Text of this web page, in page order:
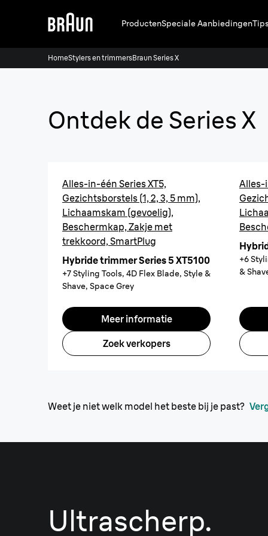
ProductenSpeciale Aanbiedingen
HomeStylers en trimmersBraun Series X
Ontdek de Series X
Alles-in-één Series XT5,
Gezichtsborstels (1, 2, 3, 5 mm),
Lichaamskam (gevoelig),
Beschermkap, Zakje met
trekkoord, SmartPlug
Hybride trimmer Series 5 XT5100
+7 Styling Tools, 4D Flex Blade, Style &
Shave, Space Grey
Meer informatie
Zoek verkopers
Alles-
+6
&
Weet je niet welk model het beste bij je past?
Ultrascherp.